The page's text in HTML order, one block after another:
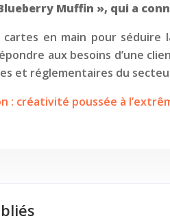
Muffin », qui a
cartes en main pour
aux besoins d’une
et réglementaires du
: créativité poussée à